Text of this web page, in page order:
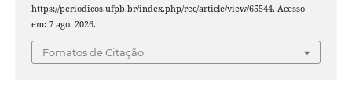
https://periodicos.ufpb.br/index.php/rec/article/view/65544. Acesso
em: 7 ago. 2026.
Fomatos de Citação